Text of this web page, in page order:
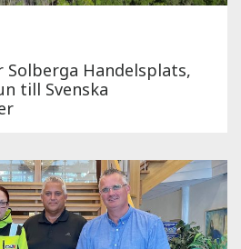
Solberga Handelsplats,
till Svenska